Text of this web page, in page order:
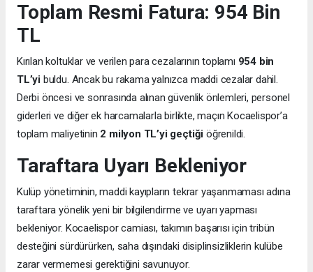
Toplam Resmi Fatura: 954 Bin
TL
Kırılan koltuklar ve verilen para cezalarının toplamı 954 bin
TL’yi buldu. Ancak bu rakama yalnızca maddi cezalar dahil.
Derbi öncesi ve sonrasında alınan güvenlik önlemleri, personel
giderleri ve diğer ek harcamalarla birlikte, maçın Kocaelispor’a
toplam maliyetinin 2 milyon TL’yi geçtiği öğrenildi.
Taraftara Uyarı Bekleniyor
Kulüp yönetiminin, maddi kayıpların tekrar yaşanmaması adına
taraftara yönelik yeni bir bilgilendirme ve uyarı yapması
bekleniyor. Kocaelispor camiası, takımın başarısı için tribün
desteğini sürdürürken, saha dışındaki disiplinsizliklerin kulübe
zarar vermemesi gerektiğini savunuyor.